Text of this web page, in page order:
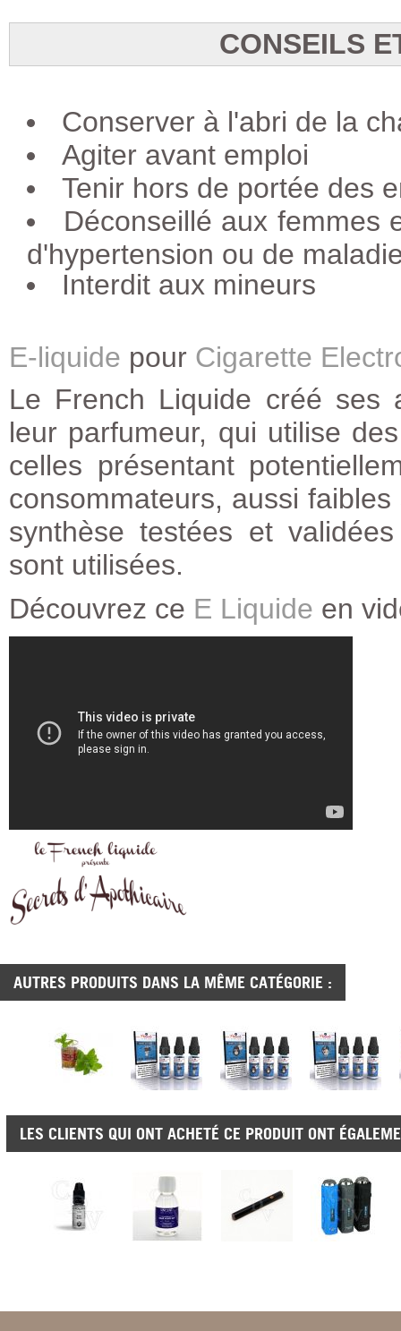
CONSEILS
Conserver à l'abri de la
Agiter avant emploi
Tenir hors de portée des
Déconseillé aux femmes
d'hypertension ou de
Interdit aux mineurs
E-liquide pour Cigarette
Le French Liquide créé ses
leur parfumeur, qui utilise
celles présentant
consommateurs, aussi
synthèse testées et
sont utilisées.
Découvrez ce E Liquide en
AUTRES PRODUITS DANS LA MÊME CATÉGORIE :
LES CLIENTS QUI ONT ACHETÉ CE PRODUIT ONT